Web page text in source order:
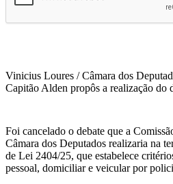
Vinicius Loures / Câmara dos
Capitão Alden propôs a realização do
Foi cancelado o debate que a
Câmara dos Deputados realizaria na
de Lei 2404/25, que estabelece
pessoal, domiciliar e veicular por